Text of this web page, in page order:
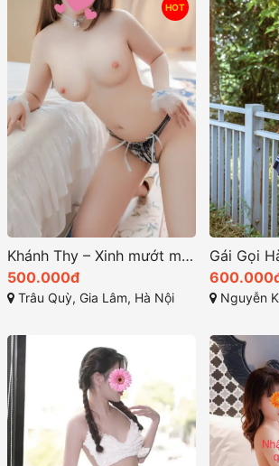
HOT
Khánh Thy – Xinh mướt mượt, chiều khách hết ý
500.000đ
Trâu Quỳ, Gia Lâm, Hà Nội Nguyễn Khánh